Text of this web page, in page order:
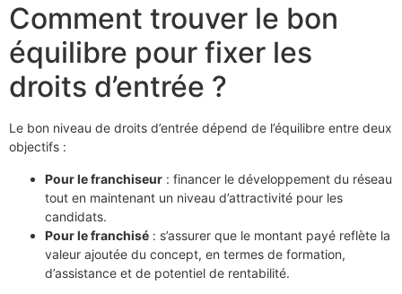
Comment trouver le bon
équilibre pour fixer les
droits d’entrée ?
Le bon niveau de droits d’entrée dépend de l’équilibre entre deux
objectifs :
Pour le franchiseur : financer le développement du réseau
tout en maintenant un niveau d’attractivité pour les
candidats.
Pour le franchisé : s’assurer que le montant payé reflète la
valeur ajoutée du concept, en termes de formation,
d’assistance et de potentiel de rentabilité.